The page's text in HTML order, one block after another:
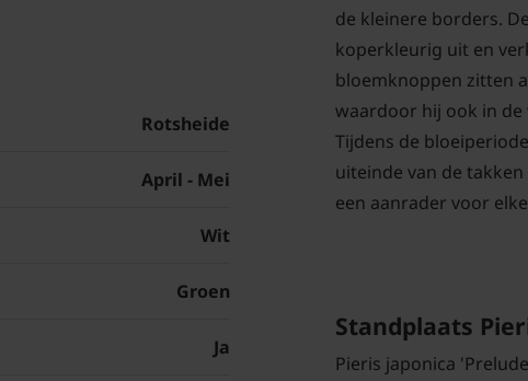
Rotsheide
April - Mei
Wit
Groen
Ja
de kleinere borders.
koperkleurig uit en
bloemknoppen zitten
waardoor hij ook in
Tijdens de
uiteinde van de
een aanrader voor
Standplaats
Pieris japonica